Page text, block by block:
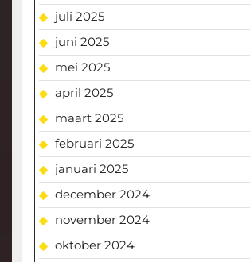
juli 2025
juni 2025
mei 2025
april 2025
maart 2025
februari 2025
januari 2025
december 2024
november 2024
oktober 2024